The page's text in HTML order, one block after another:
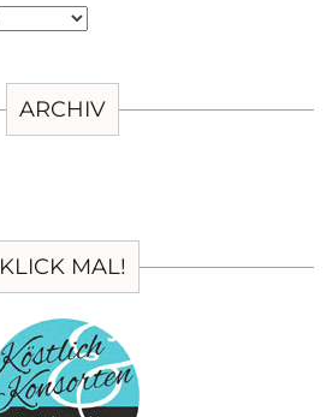
ARCHIV
KLICK MAL!